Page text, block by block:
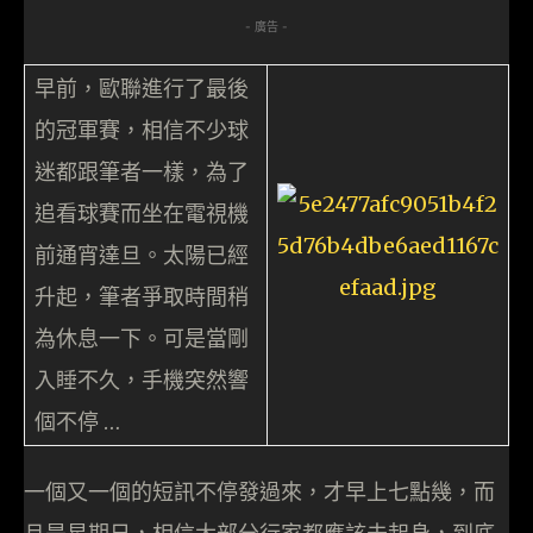
- 廣告 -
早前，歐聯進行了最後
的冠軍賽，相信不少球
迷都跟筆者一樣，為了
追看球賽而坐在電視機
前通宵達旦。太陽已經
升起，筆者爭取時間稍
為休息一下。可是當剛
入睡不久，手機突然響
個不停 …
一個又一個的短訊不停發過來，才早上七點幾，而